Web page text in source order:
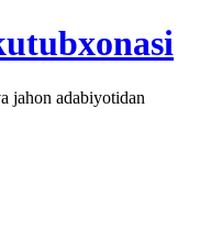
jahon adabiyotidan